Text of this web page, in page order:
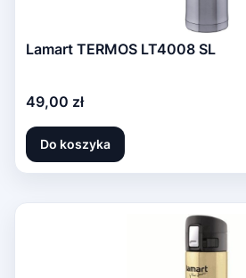
Lamart TERMOS LT4008 SL
Cena
49,00 zł
Do koszyka